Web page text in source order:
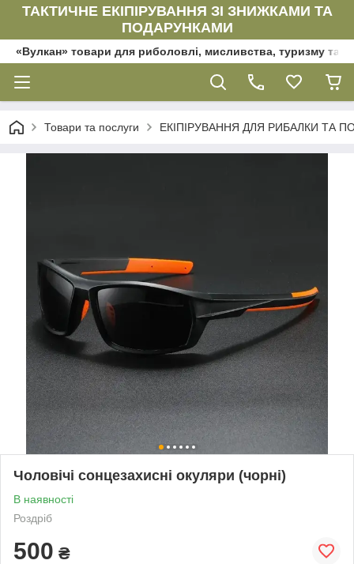
ТАКТИЧНЕ ЕКІПІРУВАННЯ ЗІ ЗНИЖКАМИ ТА
ПОДАРУНКАМИ
«Вулкан» товари для риболовлі, мисливства, туризму та
Товари та послуги ЕКІПІРУВАННЯ ДЛЯ РИБАЛКИ ТА
Чоловічі сонцезахисні окуляри (чорні)
В наявності
Роздріб
500 ₴